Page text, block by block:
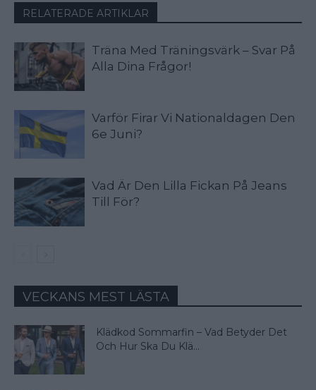
RELATERADE ARTIKLAR
Träna Med Träningsvärk – Svar På
Alla Dina Frågor!
Varför Firar Vi Nationaldagen Den
6e Juni?
Vad Är Den Lilla Fickan På Jeans
Till För?
VECKANS MEST LÄSTA
Klädkod Sommarfin – Vad Betyder Det
Och Hur Ska Du Klä...